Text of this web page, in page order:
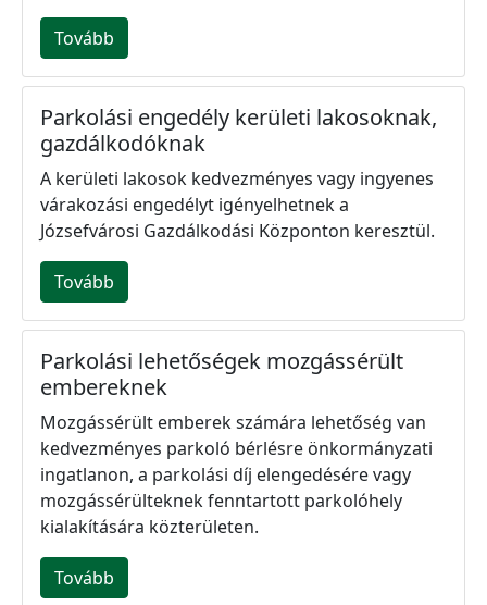
Tovább
Parkolási engedély kerületi lakosoknak,
gazdálkodóknak
A kerületi lakosok kedvezményes vagy ingyenes
várakozási engedélyt igényelhetnek a
Józsefvárosi Gazdálkodási Központon keresztül.
Tovább
Parkolási lehetőségek mozgássérült
embereknek
Mozgássérült emberek számára lehetőség van
kedvezményes parkoló bérlésre önkormányzati
ingatlanon, a parkolási díj elengedésére vagy
mozgássérülteknek fenntartott parkolóhely
kialakítására közterületen.
Tovább